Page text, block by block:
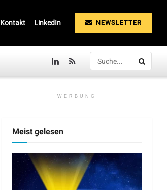
Kontakt LinkedIn NEWSLETTER
WERBUNG
Meist gelesen